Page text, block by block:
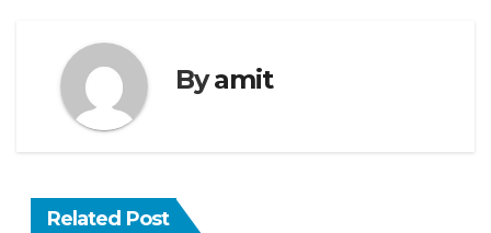
Byamit
Related Post